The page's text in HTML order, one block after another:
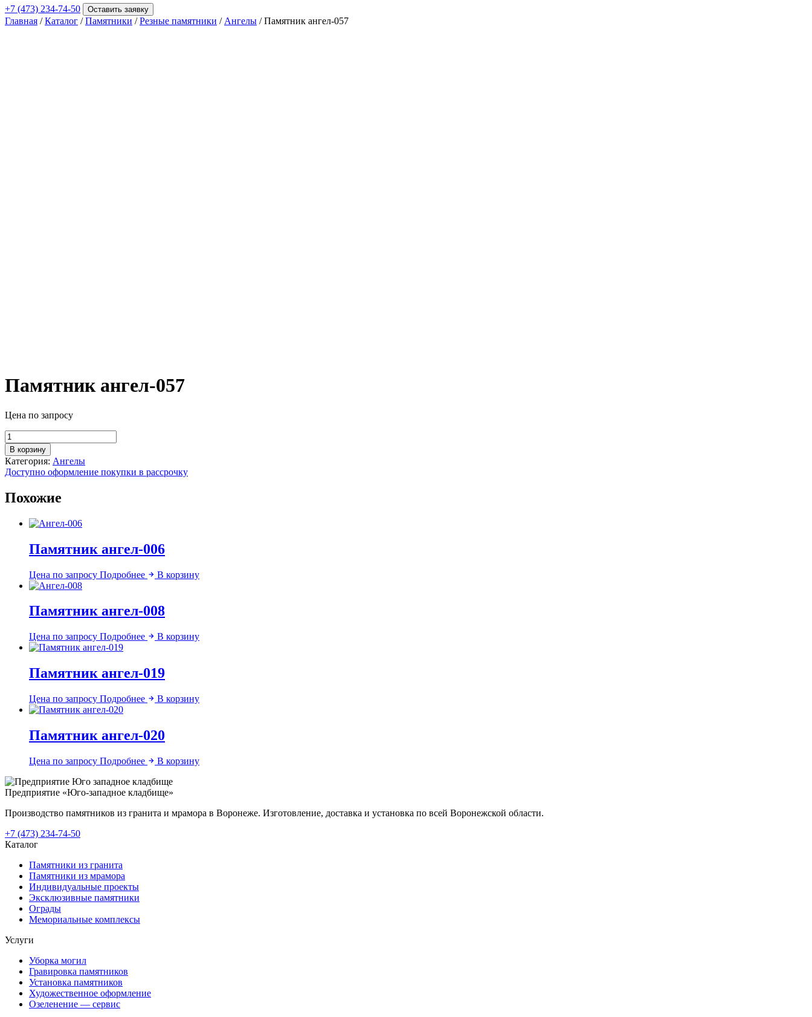
+7 (473) 234-74-50 Оставить заявку
Главная /Каталог /Памятники /Резные памятники / Ангелы / Памятник ангел-057
Памятник ангел-057
Цена по запросу
Количество
товара
Памятник
ангел-057
В корзину
Категория: Ангелы
Доступно оформление покупки в рассрочку
Похожие
Памятник ангел-006
Цена по запросу Подробнее В корзину
Памятник ангел-008
Цена по запросу Подробнее В корзину
Памятник ангел-019
Цена по запросу Подробнее В корзину
Памятник ангел-020
Цена по запросу Подробнее В корзину
Предприятие «Юго-западное кладбище»
Производство памятников из гранита и мрамора в Воронеже. Изготовление, доставка и установка по всей Воронежской области.
+7 (473) 234-74-50
Каталог
Памятники из гранита
Памятники из мрамора
Индивидуальные проекты
Эксклюзивные памятники
Ограды
Мемориальные комплексы
Услуги
Уборка могил
Гравировка памятников
Установка памятников
Художественное оформление
Озеленение — сервис